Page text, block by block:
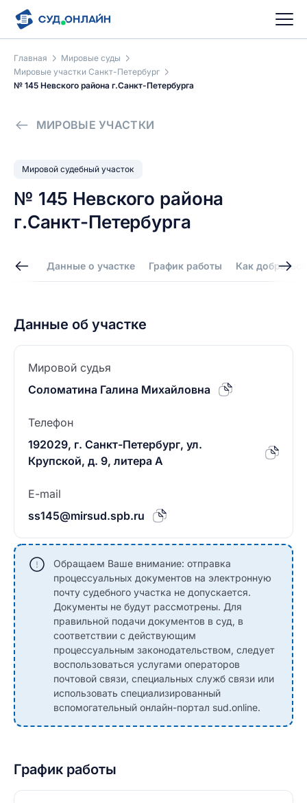
Главная
Мировые суды
Мировые участки Санкт-Петербург
№ 145 Невского района г.Санкт-Петербурга
МИРОВЫЕ УЧАСТКИ
Мировой судебный участок
№ 145 Невского района
г.Санкт-Петербурга
Данные о участке График работы Как добраться
Данные об участке
Мировой судья
Соломатина Галина Михайловна
Телефон
192029, г. Санкт-Петербург, ул.
Крупской, д. 9, литера А
E-mail
ss145@mirsud.spb.ru
Обращаем Ваше внимание: отправка
процессуальных документов на электронную
почту судебного участка не допускается.
Документы не будут рассмотрены. Для
правильной подачи документов в суд, в
соответствии с действующим
процессуальным законодательством, следует
воспользоваться услугами операторов
почтовой связи, специальных служб связи или
использовать специализированный
вспомогательный онлайн-портал sud.online.
График работы